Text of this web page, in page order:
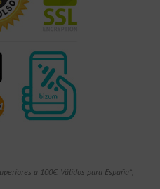
a 100€. Válidos para España*,